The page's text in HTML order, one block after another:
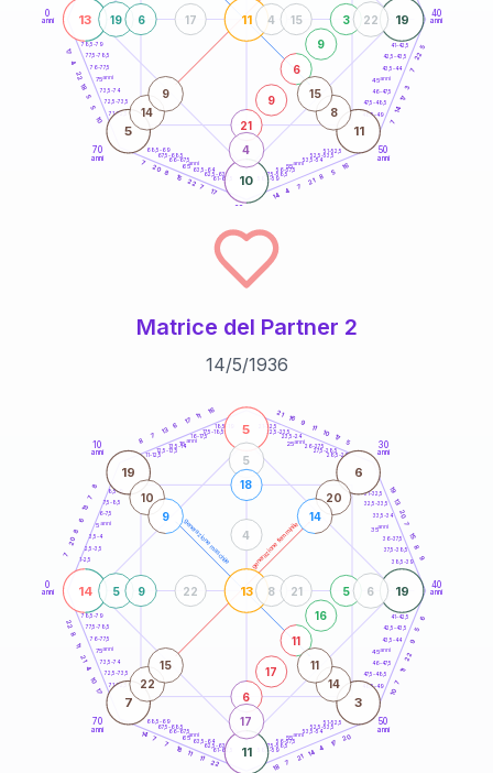
0
anni
40
anni
50
anni
60
70
anni
41-42,5
42,5-43,5
43,5-44
46-47,5
47,5-48,5
48,5-49
51-52,5
52,5-53,5
53,5-54
56-57,5
57,5-58,5
58,5-59
61-62,5
62,5-63,5
63,5-64
66-67,5
67,5-68,5
68,5-69
71-72,5
72,5-73,5
73,5-74
76-77,5
77,5-78,5
78,5-79 5
22
7
3
17
14
7
16
5
8
21
7
4
14
17
7
22
15
8
20
7
10
5
5
18
22
4
17
13 19
10
11
5 11
21
9
6
9
3
19 22
4
6 4 15
17
14
9
8
15
45anni
55anni
65anni
75anni
Matrice del Partner 2
14/5/1936
generazione maschile generazione femminile
0
anni
10
anni
30
anni
40
anni
50
anni
70
anni
1-2,5
2,5-3,5
3,5-4
6-7,5
7,5-8,5
8,5-9
11-12,5
12,5-13,5
13,5-14
16-17,5
17,5-18,5
18,5-19 21-22,5
22,5-23,5
23,5-24
26-27,5
27,5-28,5
28,5-29
31-32,5
32,5-33,5
33,5-34
36-37,5
37,5-38,5
38,5-39
41-42,5
42,5-43,5
43,5-44
46-47,5
47,5-48,5
48,5-49
51-52,5
52,5-53,5
53,5-54
56-57,5
57,5-58,5
58,5-59
61-62,5
62,5-63,5
63,5-64
66-67,5
67,5-68,5
68,5-69
71-72,5
72,5-73,5
73,5-74
76-77,5
77,5-78,5
78,5-79
7
20
8
6
13
7
8
8
7
13
6
17
11
16 21
16
9
11
10
17
5
19
13
20
7
15
8
9
6
5
9
22
11
7
10
20
17
4
14
21
7
18
22
11
11
18
7
7
14
17
10
4
21
11
8
22
14
5
19
11
13
19 6
7 3
6
17
11
16
5
5
5
6
17
9
18
8 21
22
4
10
9
20
14
22
15
14
11
5anni
15 anni 25anni
35anni
45anni
55anni
65anni
75anni